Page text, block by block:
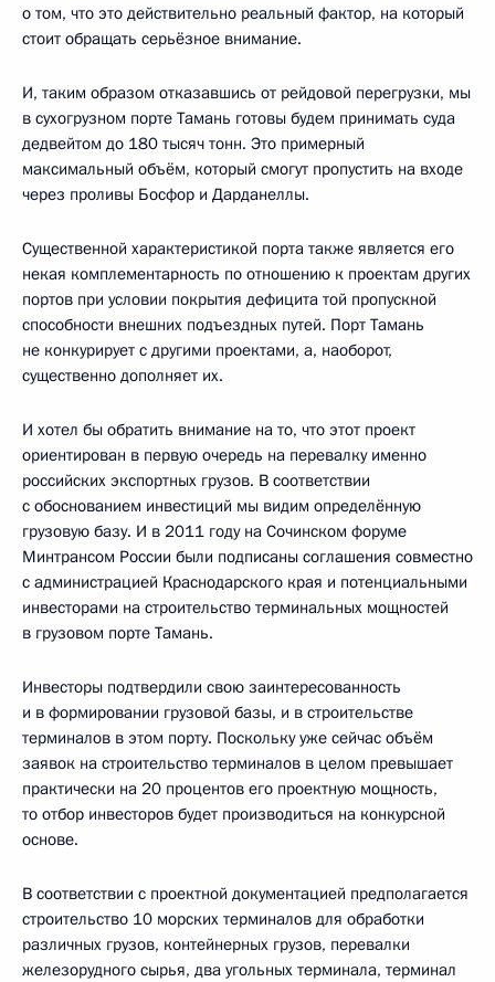
о том, что это действительно реальный фактор, на который
стоит обращать серьёзное внимание.
И, таким образом отказавшись от рейдовой перегрузки, мы
в сухогрузном порте Тамань готовы будем принимать суда
дедвейтом до 180 тысяч тонн. Это примерный
максимальный объём, который смогут пропустить на входе
через проливы Босфор и Дарданеллы.
Существенной характеристикой порта также является его
некая комплементарность по отношению к проектам других
портов при условии покрытия дефицита той пропускной
способности внешних подъездных путей. Порт Тамань
не конкурирует с другими проектами, а, наоборот,
существенно дополняет их.
И хотел бы обратить внимание на то, что этот проект
ориентирован в первую очередь на перевалку именно
российских экспортных грузов. В соответствии
с обоснованием инвестиций мы видим определённую
грузовую базу. И в 2011 году на Сочинском форуме
Минтрансом России были подписаны соглашения совместно
с администрацией Краснодарского края и потенциальными
инвесторами на строительство терминальных мощностей
в грузовом порте Тамань.
Инвесторы подтвердили свою заинтересованность
и в формировании грузовой базы, и в строительстве
терминалов в этом порту. Поскольку уже сейчас объём
заявок на строительство терминалов в целом превышает
практически на 20 процентов его проектную мощность,
то отбор инвесторов будет производиться на конкурсной
основе.
В соответствии с проектной документацией предполагается
строительство 10 морских терминалов для обработки
различных грузов, контейнерных грузов, перевалки
железорудного сырья, два угольных терминала, терминал